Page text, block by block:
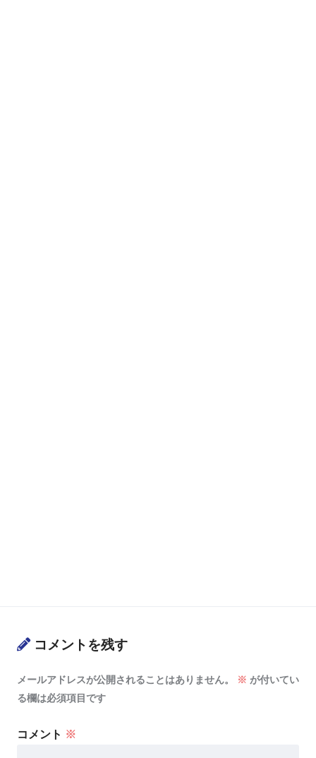
コメントを残す
メールアドレスが公開されることはありません。 ※ が付いてい
る欄は必須項目です
コメント ※